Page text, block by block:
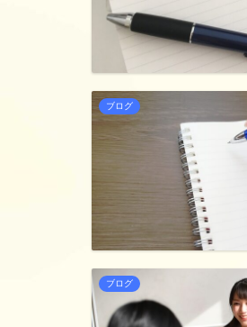
ブログ
ブログ